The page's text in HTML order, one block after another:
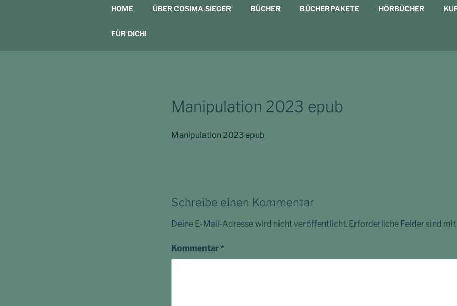
HOME ÜBER COSIMA SIEGER BÜCHER BÜCHERPAKETE HÖRBÜCHER
FÜR DICH!
Manipulation 2023 epub
Manipulation 2023 epub
Schreibe einen Kommentar
Deine E-Mail-Adresse wird nicht veröffentlicht. Erforderliche Felder sind mit
Kommentar*